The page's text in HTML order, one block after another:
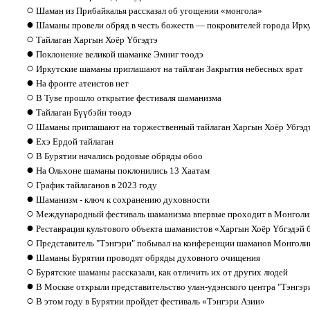
○ Шаман из Прибайкалья рассказал об угощении «монгола»
● Шаманы провели обряд в честь божеств — покровителей города
○ Тайлаган Харгын Хоёр Yбгэдтэ
● Поклонение великой шаманке Эмниг төөдэ
○ Иркутские шаманы приглашают на тайлган Закрытия небесных врат
● На фронте атеистов нет
○ В Туве прошло открытие фестиваля шаманизма
● Тайлаган Бүүбэйн төөдэ
○ Шаманы приглашают на торжественный тайлаган Харгын Хоёр
● Ехэ Ердой тайлаган
○ В Бурятии начались родовые обряды обоо
● На Ольхоне шаманы поклонились 13 Хаатам
○ График тайлаганов в 2023 году
● Шаманизм - ключ к сохранению духовности
○ Международный фестиваль шаманизма впервые проходит в
● Реставрация культового объекта шаманистов «Харгын Хоёр Yбгэдэй
○ Представитель "Тэнгэри" побывал на конференции шаманов
● Шаманы Бурятии проводят обряды духовного очищения
○ Бурятские шаманы рассказали, как отличить их от других людей
● В Москве открыли представительство улан-удэнского центра
○ В этом году в Бурятии пройдет фестиваль «Тэнгэри Азии»